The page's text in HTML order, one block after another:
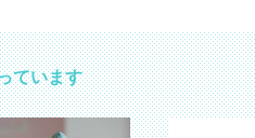
ています